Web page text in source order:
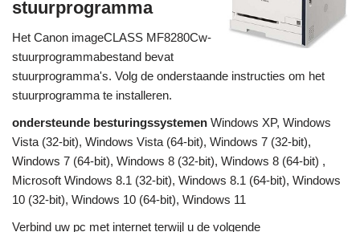
stuurprogramma
Het Canon imageCLASS MF8280Cw-
stuurprogrammabestand bevat
stuurprogramma's. Volg de onderstaande instructies om het
stuurprogramma te installeren.
ondersteunde besturingssystemen Windows XP, Windows
Vista (32-bit), Windows Vista (64-bit), Windows 7 (32-bit),
Windows 7 (64-bit), Windows 8 (32-bit), Windows 8 (64-bit) ,
Microsoft Windows 8.1 (32-bit), Windows 8.1 (64-bit), Windows
10 (32-bit), Windows 10 (64-bit), Windows 11
Verbind uw pc met internet terwijl u de volgende